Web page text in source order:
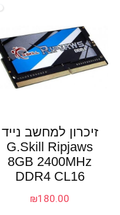
זיכרון למחשב נייד
G.Skill Ripjaws
8GB 2400MHz
DDR4 CL16
₪180.00